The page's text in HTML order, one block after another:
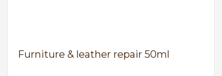
Furniture & leather repair 50ml